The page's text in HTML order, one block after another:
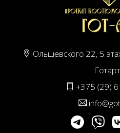
Ольшевского 22, 5
+375 (29)